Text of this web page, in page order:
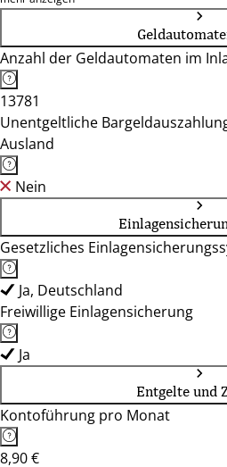
Anzahl der Geldautomaten im
13781
Unentgeltliche
Ausland
Nein
Gesetzliches
Ja, Deutschland
Freiwillige Einlagensicherung
Ja
Entgelte und
Kontoführung pro Monat
8,90 €